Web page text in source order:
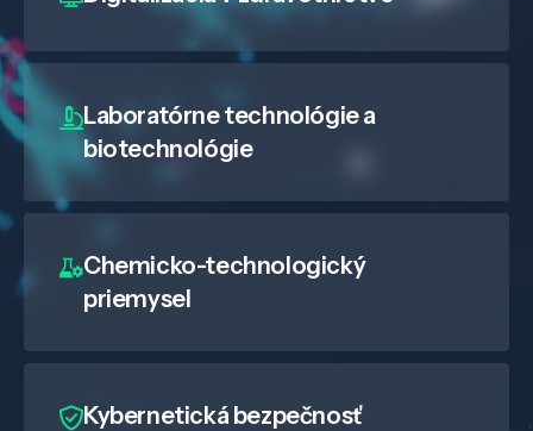
Laboratórne technológie a
biotechnológie
Chemicko-technologický
priemysel
Kybernetická bezpečnosť